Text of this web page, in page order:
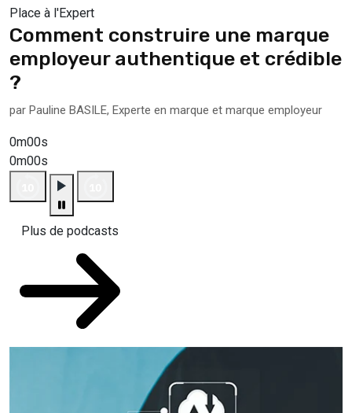
Place à l'Expert
Comment construire une marque
employeur authentique et crédible
?
par Pauline BASILE, Experte en marque et marque employeur
0m00s
0m00s
Plus de podcasts